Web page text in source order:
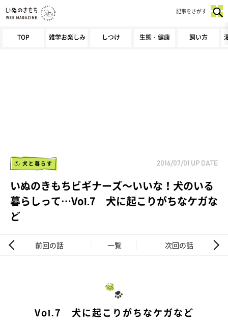
TOP 雑学お楽しみ しつけ 生態・健康 飼い方
記事をさがす
犬と暮らす 2016/07/01 UP DATE
いぬのきもちビギナーズ～いいな！犬のいる
暮らしって…Vol.7 犬に起こりがちなケガな
ど
前回の話 一覧 次回の話
Vol.7 犬に起こりがちなケガなど